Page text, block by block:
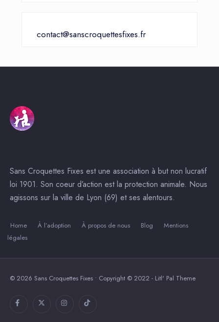
contact@sanscroquettesfixes.fr
Sans Croquettes Fixes est une association à but non lucratif
loi 1901. Son coeur d’action est la protection animale. Nous
agissons sur la ville de Lyon (69) et ses alentours.
Home À l’adoption À propos de nous Blog
Mentions
légales
© 2026 Sans Croquettes Fixes • Copyright © 2022 - Litl' Pal Theme